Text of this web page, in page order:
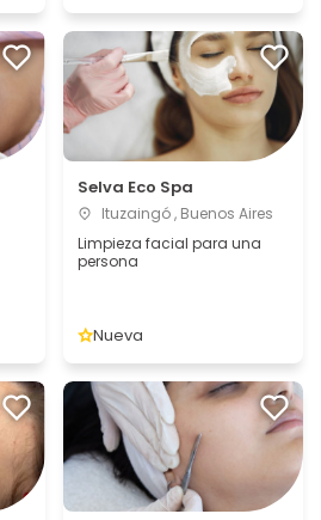
Selva Eco Spa
Ituzaingó , Buenos Aires
Limpieza facial para una
persona
Nueva